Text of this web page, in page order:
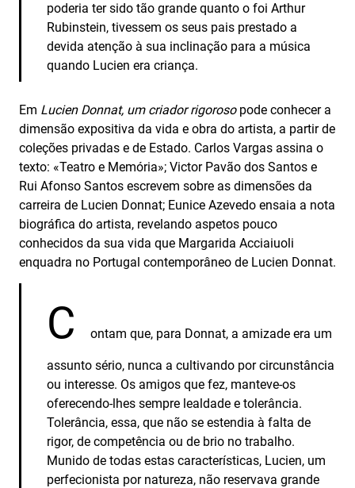
poderia ter sido tão grande quanto o foi Arthur
Rubinstein, tivessem os seus pais prestado a
devida atenção à sua inclinação para a música
quando Lucien era criança.
Em Lucien Donnat, um criador rigoroso pode conhecer a
dimensão expositiva da vida e obra do artista, a partir de
coleções privadas e de Estado. Carlos Vargas assina o
texto: «Teatro e Memória»; Victor Pavão dos Santos e
Rui Afonso Santos escrevem sobre as dimensões da
carreira de Lucien Donnat; Eunice Azevedo ensaia a nota
biográfica do artista, revelando aspetos pouco
conhecidos da sua vida que Margarida Acciaiuoli
enquadra no Portugal contemporâneo de Lucien Donnat.
C ontam que, para Donnat, a amizade era um
assunto sério, nunca a cultivando por circunstância
ou interesse. Os amigos que fez, manteve-os
oferecendo-lhes sempre lealdade e tolerância.
Tolerância, essa, que não se estendia à falta de
rigor, de competência ou de brio no trabalho.
Munido de todas estas características, Lucien, um
perfecionista por natureza, não reservava grande